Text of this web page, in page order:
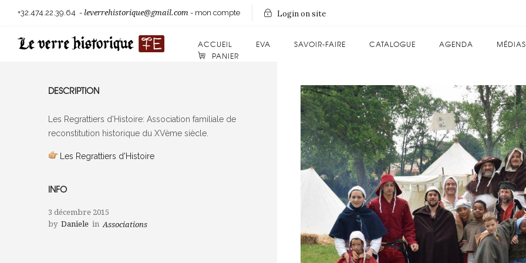
+32.474.22.39.64 - leverrehistorique@gmail.com - mon compte Login on site
ACCUEIL EVA SAVOIR-FAIRE CATALOGUE AGENDA
MÉDIAS
PANIER
DESCRIPTION
Les Regrattiers d'Histoire: Association familiale de
reconstitution historique du XVème siècle.
Les Regrattiers d'Histoire
INFO
3 décembre 2015
by Daniele in Associations